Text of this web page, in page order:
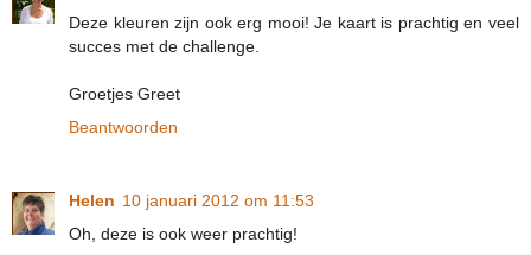
Deze kleuren zijn ook erg mooi! Je kaart is prachtig en veel
succes met de challenge.
Groetjes Greet
Beantwoorden
Helen 10 januari 2012 om 11:53
Oh, deze is ook weer prachtig!